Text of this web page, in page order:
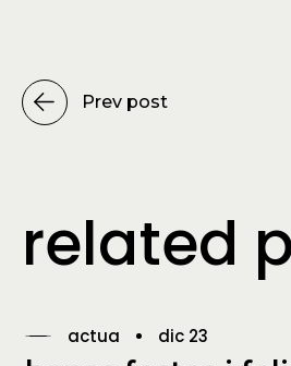
Prev post
related
actua dic 23